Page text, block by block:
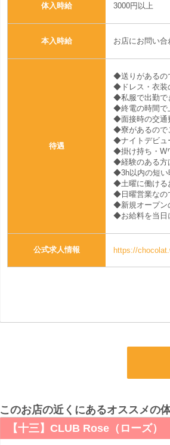
体入時給 3000円以上
本入時給 お店にお問い
待遇
◆送りがあるの
◆ドレス・衣装
◆私服で出勤で
◆終電の時間で
◆面接時の交通
◆寮があるので
◆ナイトデビュ
◆掛け持ち・W
◆経験のある方
◆3h以内の短い
◆土曜に働ける
◆日曜営業なの
◆新規オープン
◆お給料を当日
公式求人情報 https://
このお店の近くにあるオススメの
【十三】CLUB Rose（ローズ）